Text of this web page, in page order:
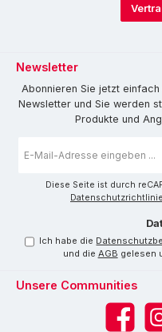
Newsletter
Abonnieren Sie jetzt
Newsletter und Sie werden
Produkte und
Mail-
Diese Seite ist durch
Datenschutzrichtlinie
Ich habe die
und die AGB gelesen
Unsere Communities
Facebook